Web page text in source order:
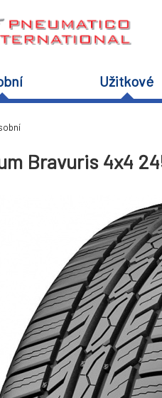
Užitkové
Bravuris 4x4